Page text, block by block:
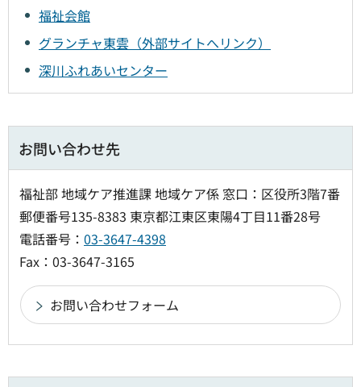
福祉会館
グランチャ東雲（外部サイトへリンク）
深川ふれあいセンター
お問い合わせ先
福祉部 地域ケア推進課 地域ケア係 窓口：区役所3階7番
郵便番号135-8383 東京都江東区東陽4丁目11番28号
電話番号： 03-3647-4398
Fax：03-3647-3165